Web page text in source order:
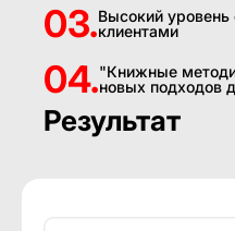
03.Высокий
клиентами
04."Книжные
новых подходов
Результат